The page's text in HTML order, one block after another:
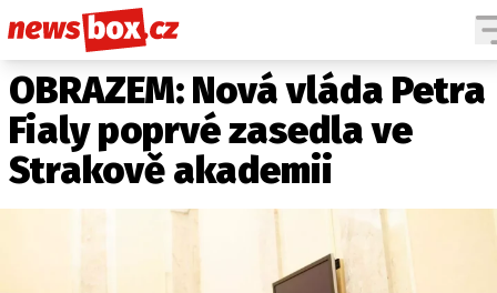
DOMÁCÍ
ZAHRANIČÍ
POČASÍ
KRIMI
ČESKÉ CELEBRITY
SVĚTOVÉ CELEBRITY
OBRAZEM: Nová vláda Petra
Fialy poprvé zasedla ve
Strakově akademii